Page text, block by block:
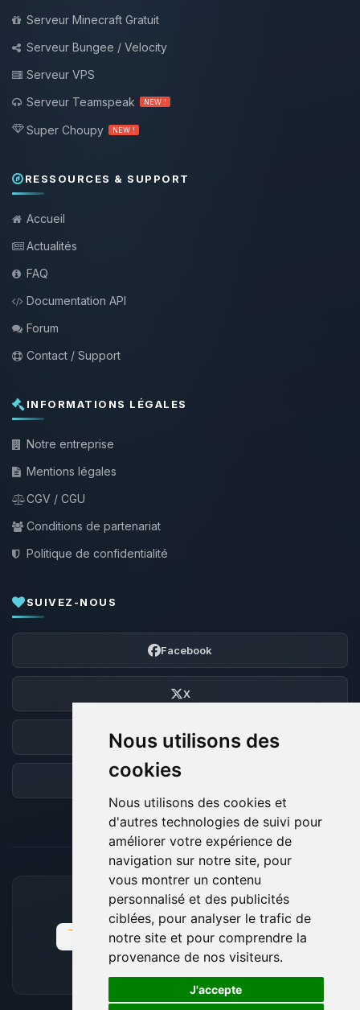
Nous utilisons des
cookies
Nous utilisons des cookies et
d'autres technologies de suivi pour
améliorer votre expérience de
navigation sur notre site, pour
vous montrer un contenu
personnalisé et des publicités
ciblées, pour analyser le trafic de
notre site et pour comprendre la
provenance de nos visiteurs.
J'accepte
Serveur Minecraft Gratuit
Serveur Bungee / Velocity
Serveur VPS
Serveur Teamspeak
NEW !
Super Choupy NEW !
RESSOURCES & SUPPORT
Accueil
Actualités
FAQ
Documentation API
Forum
Contact / Support
INFORMATIONS LÉGALES
Notre entreprise
Mentions légales
CGV / CGU
Conditions de partenariat
Politique de confidentialité
SUIVEZ-NOUS
Facebook
X
Discord
Forum
MOYENS DE PAIEMENT ACCEPTÉS
🍪